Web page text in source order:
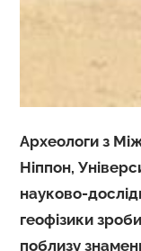
Археологи з
Ніппон,
науково-
геофізики
поблизу